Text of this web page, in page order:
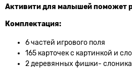
Активити для малышей поможет
Комплектация:
6 частей игрового поля
165 карточек с картинкой и
2 деревянных фишки- слоника